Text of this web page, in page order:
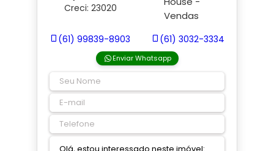
Creci: 23020
(61) 99839-8903 (61) 3032-3334
Enviar Whatsapp